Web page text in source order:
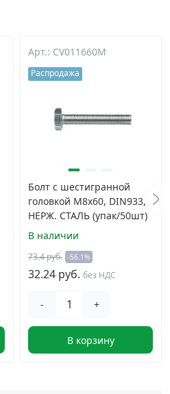
Арт.: CV011660M
Распродажа
Болт с шестигранной
головкой M8х60, DIN933,
НЕРЖ. СТАЛЬ (упак/50шт)
В наличии
73.4 руб. -56.1%
32.24 руб. без НДС
- +
В корзину